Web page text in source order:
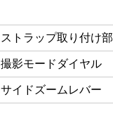
ストラップ取り付け部
撮影モードダイヤル
サイドズームレバー